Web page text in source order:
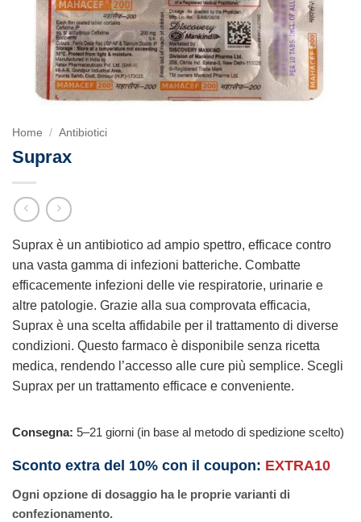
Home / Antibiotici
Suprax
Suprax è un antibiotico ad ampio spettro, efficace contro
una vasta gamma di infezioni batteriche. Combatte
efficacemente infezioni delle vie respiratorie, urinarie e
altre patologie. Grazie alla sua comprovata efficacia,
Suprax è una scelta affidabile per il trattamento di diverse
condizioni. Questo farmaco è disponibile senza ricetta
medica, rendendo l’accesso alle cure più semplice. Scegli
Suprax per un trattamento efficace e conveniente.
Consegna: 5–21 giorni (in base al metodo di spedizione scelto)
Sconto extra del 10% con il coupon: EXTRA10
Ogni opzione di dosaggio ha le proprie varianti di
confezionamento.